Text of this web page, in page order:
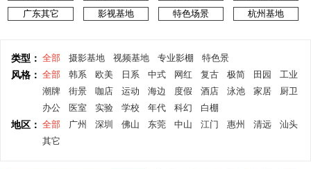
广东其它
影视基地 特色场景 杭州基地
类型： 全部 摄影基地 视频基地 专业影棚 特色景
风格： 全部 韩系 欧美 日系 中式 网红 复古 极简 田园
工业
潮牌
街景 咖店 运动 海边 度假 酒店 泳池 家居
厨卫
办公
医室 实验 学校 年代 科幻 白棚
地区： 全部 广州 深圳 佛山 东莞 中山 江门 惠州 清远
汕头
其它